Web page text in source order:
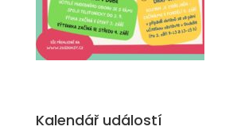
Kalendář událostí